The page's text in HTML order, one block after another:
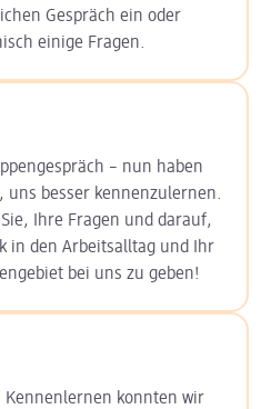
Gespräch ein oder
einige Fragen.
– nun haben
uns besser kennenzulernen.
Ihre Fragen und darauf,
in den Arbeitsalltag und Ihr
bei uns zu geben!
Kennenlernen konnten wir